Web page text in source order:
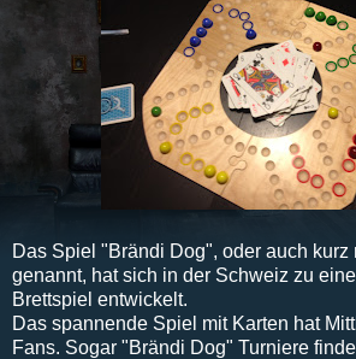
Das Spiel "Brändi Dog", oder auch kurz
genannt, hat sich in der Schweiz zu
Brettspiel entwickelt.
Das spannende Spiel mit Karten hat
Fans. Sogar "Brändi Dog" Turniere